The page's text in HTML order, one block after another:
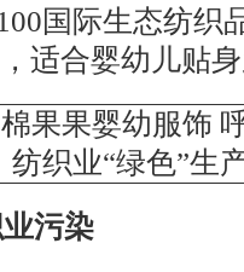
国际生态纺
适合婴幼儿贴
污染